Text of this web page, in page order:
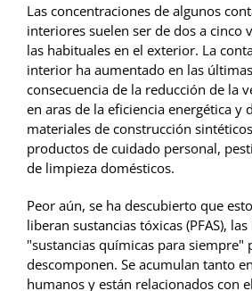
Las concentraciones de algunos
interiores suelen ser de dos a cinco
las habituales en el exterior. La
interior ha aumentado en las
consecuencia de la reducción de la
en aras de la eficiencia energética y
materiales de construcción
productos de cuidado personal,
de limpieza domésticos.
Peor aún, se ha descubierto que
liberan sustancias tóxicas (PFAS),
"sustancias químicas para siempre"
descomponen. Se acumulan tanto
humanos y están relacionados con